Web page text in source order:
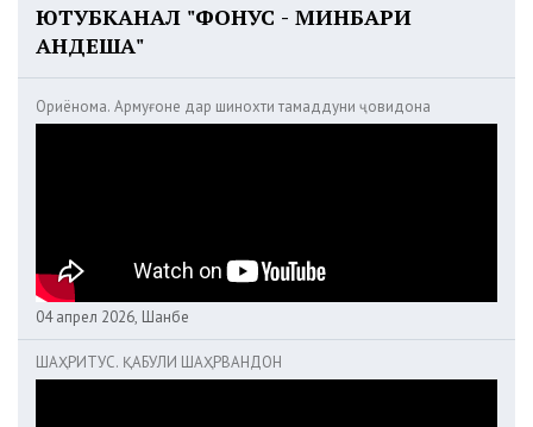
ЮТУБКАНАЛ "ФОНУС - МИНБАРИ
АНДЕША"
Ориёнома. Армуғоне дар шинохти тамаддуни ҷовидона
04 апрел 2026, Шанбе
ШАҲРИТУС. ҚАБУЛИ ШАҲРВАНДОН